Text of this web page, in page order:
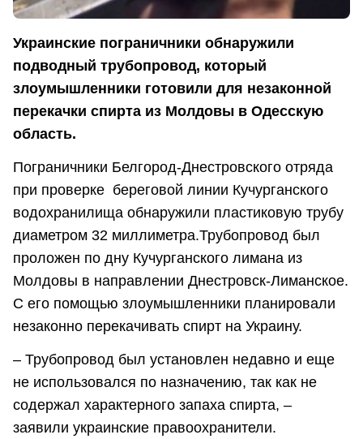
Украинские пограничники обнаружили
подводный трубопровод, который
злоумышленники готовили для незаконной
перекачки спирта из Молдовы в Одесскую
область.
Пограничники Белгород-Днестровского отряда
при проверке береговой линии Кучурганского
водохранилища обнаружили пластиковую трубу
диаметром 32 миллиметра.Трубопровод был
проложен по дну Кучурганского лимана из
Молдовы в направлении Днестровск-Лиманское.
С его помощью злоумышленники планировали
незаконно перекачивать спирт на Украину.
– Трубопровод был установлен недавно и еще
не использовался по назначению, так как не
содержал характерного запаха спирта, –
заявили украинские правоохранители.